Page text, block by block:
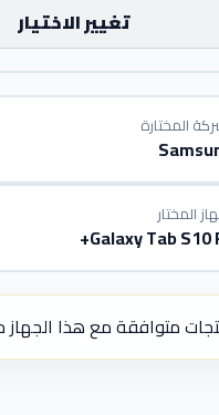
تغيير الاختيار
المختارة
المختار
Galaxy Tab S10
متوافقة مع هذا الجهاز